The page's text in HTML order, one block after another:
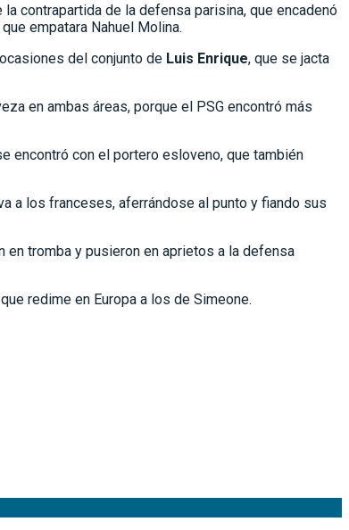
contrapartida de la defensa parisina, que encadenó
empatara Nahuel Molina.
del conjunto de Luis Enrique, que se jacta
en ambas áreas, porque el PSG encontró más
encontró con el portero esloveno, que también
a los franceses, aferrándose al punto y fiando sus
tromba y pusieron en aprietos a la defensa
que redime en Europa a los de Simeone.